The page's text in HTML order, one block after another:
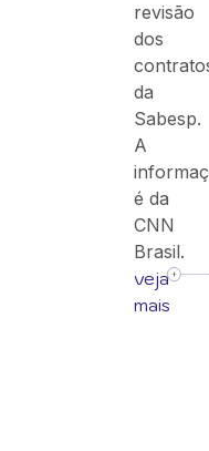
revisão
dos
da
Sabesp.
A
é da
CNN
Brasil.
veja
mais